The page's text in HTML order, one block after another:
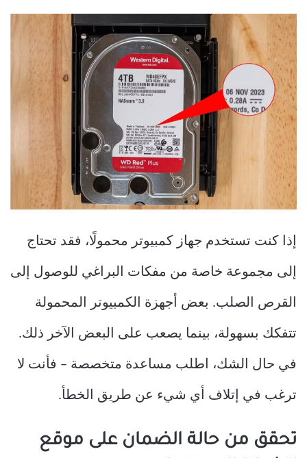
إذا كنت تستخدم جهاز كمبيوتر محمولًا، فقد تحتاج
إلى مجموعة خاصة من مفكات البراغي للوصول إلى
القرص الصلب. بعض أجهزة الكمبيوتر المحمولة
تتفكك بسهولة، بينما يصعب على البعض الآخر ذلك.
في حال الشك، اطلب مساعدة متخصصة – فأنت لا
ترغب في إتلاف أي شيء عن طريق الخطأ.
تحقق من حالة الضمان على موقع